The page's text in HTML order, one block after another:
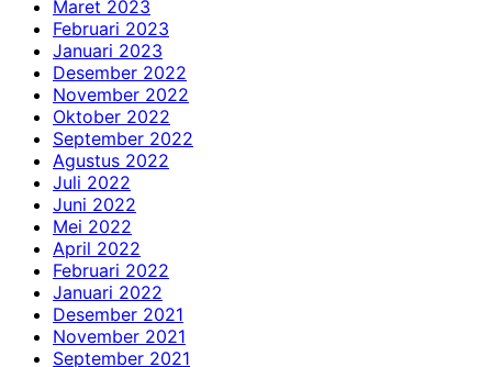
Maret 2023
Februari 2023
Januari 2023
Desember 2022
November 2022
Oktober 2022
September 2022
Agustus 2022
Juli 2022
Juni 2022
Mei 2022
April 2022
Februari 2022
Januari 2022
Desember 2021
November 2021
September 2021